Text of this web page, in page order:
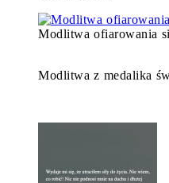
Modlitwa ofiarowania
Modlitwa z medalika